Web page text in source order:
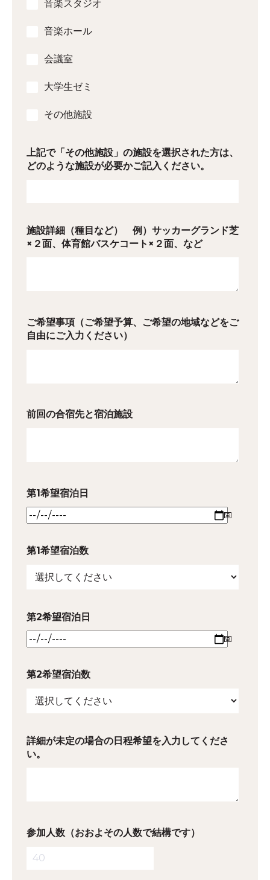
音楽スタジオ
音楽ホール
会議室
大学生ゼミ
その他施設
上記で「その他施設」の施設を選択された方は、
どのような施設が必要かご記入ください。
施設詳細（種目など） 例）サッカーグランド芝
×２面、体育館バスケコート×２面、など
ご希望事項（ご希望予算、ご希望の地域などをご
自由にご入力ください）
前回の合宿先と宿泊施設
第1希望宿泊日
第1希望宿泊数
第2希望宿泊日
第2希望宿泊数
詳細が未定の場合の日程希望を入力してくださ
い。
参加人数（おおよその人数で結構です）